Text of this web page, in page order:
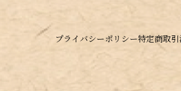
プライバシーポリシー特定商取